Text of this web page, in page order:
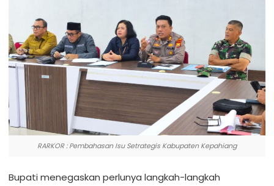
RARKOR : Pembahasan Isu Setrategis Kabupaten Kepahiang
Bupati menegaskan perlunya langkah-langkah